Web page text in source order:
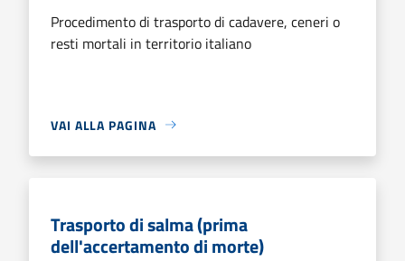
Procedimento di trasporto di cadavere, ceneri o
resti mortali in territorio italiano
VAI ALLA PAGINA
Trasporto di salma (prima
dell'accertamento di morte)